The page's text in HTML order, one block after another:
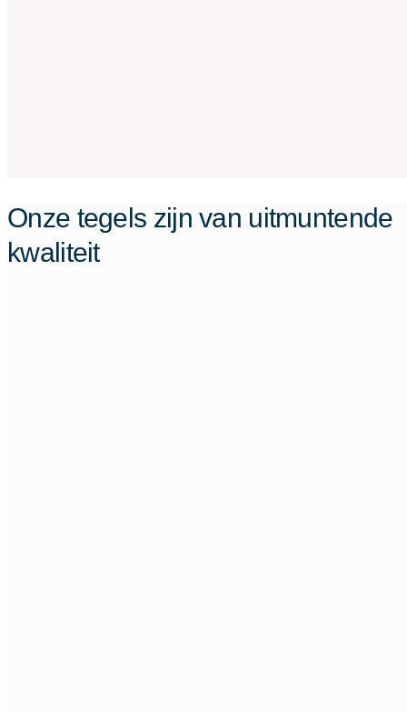
Onze tegels zijn van uitmuntende
kwaliteit